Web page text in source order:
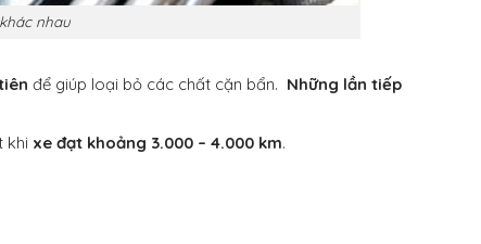
nhau
để giúp loại bỏ các chất cặn bẩn. Những lần tiếp
khi xe đạt khoảng 3.000 – 4.000 km.